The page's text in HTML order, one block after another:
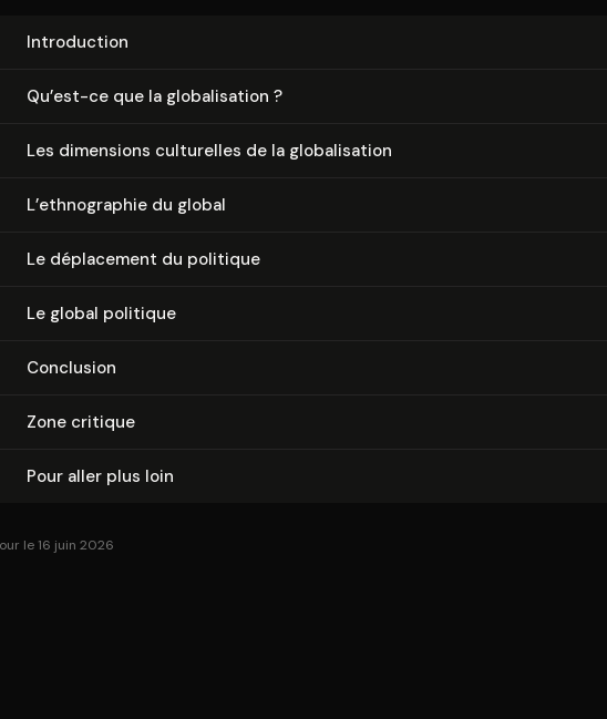
In­tro­duc­tion
Qu’est-ce que la glo­ba­li­sa­tion ?
Les dimensions culturelles de la glo­ba­li­sa­tion
L’eth­no­gra­phie du global
Le déplacement du politique
Le global politique
Conclusion
Zone critique
Pour aller plus loin
le 16 juin 2026